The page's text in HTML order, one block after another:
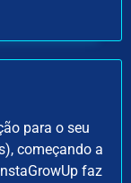
para o seu
começando a
faz